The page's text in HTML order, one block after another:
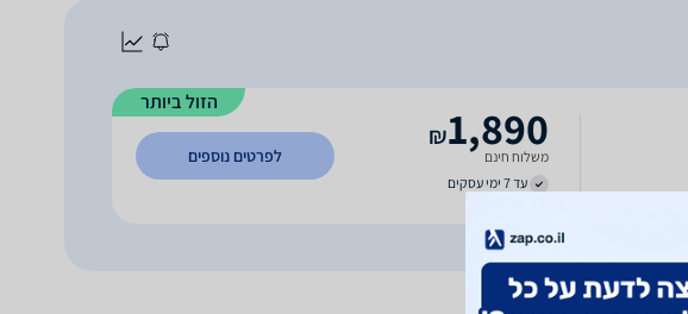
הזול ביותר
1,890
₪
משלוח חינם
עד 7 ימי עסקים
לפרטים נוספים